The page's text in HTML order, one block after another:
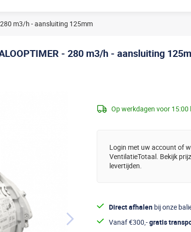
280 m3/h - aansluiting 125mm
- 280 m3/h - aansluiting
Op werkdagen voor
Direct afhalen bij onze
Vanaf €300,-gratis
Login met uw account of
VentilatieTotaal. Bekijk
levertijden.